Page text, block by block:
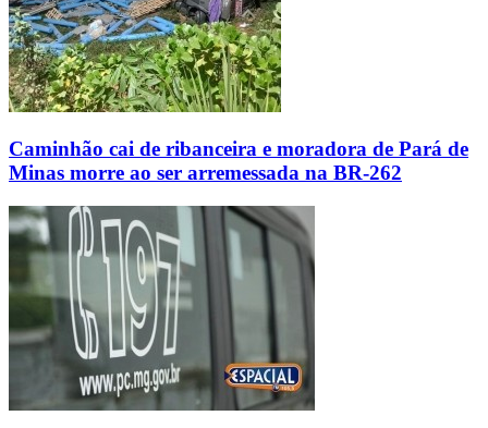
Caminhão cai de ribanceira e moradora de Pará de
Minas morre ao ser arremessada na BR-262